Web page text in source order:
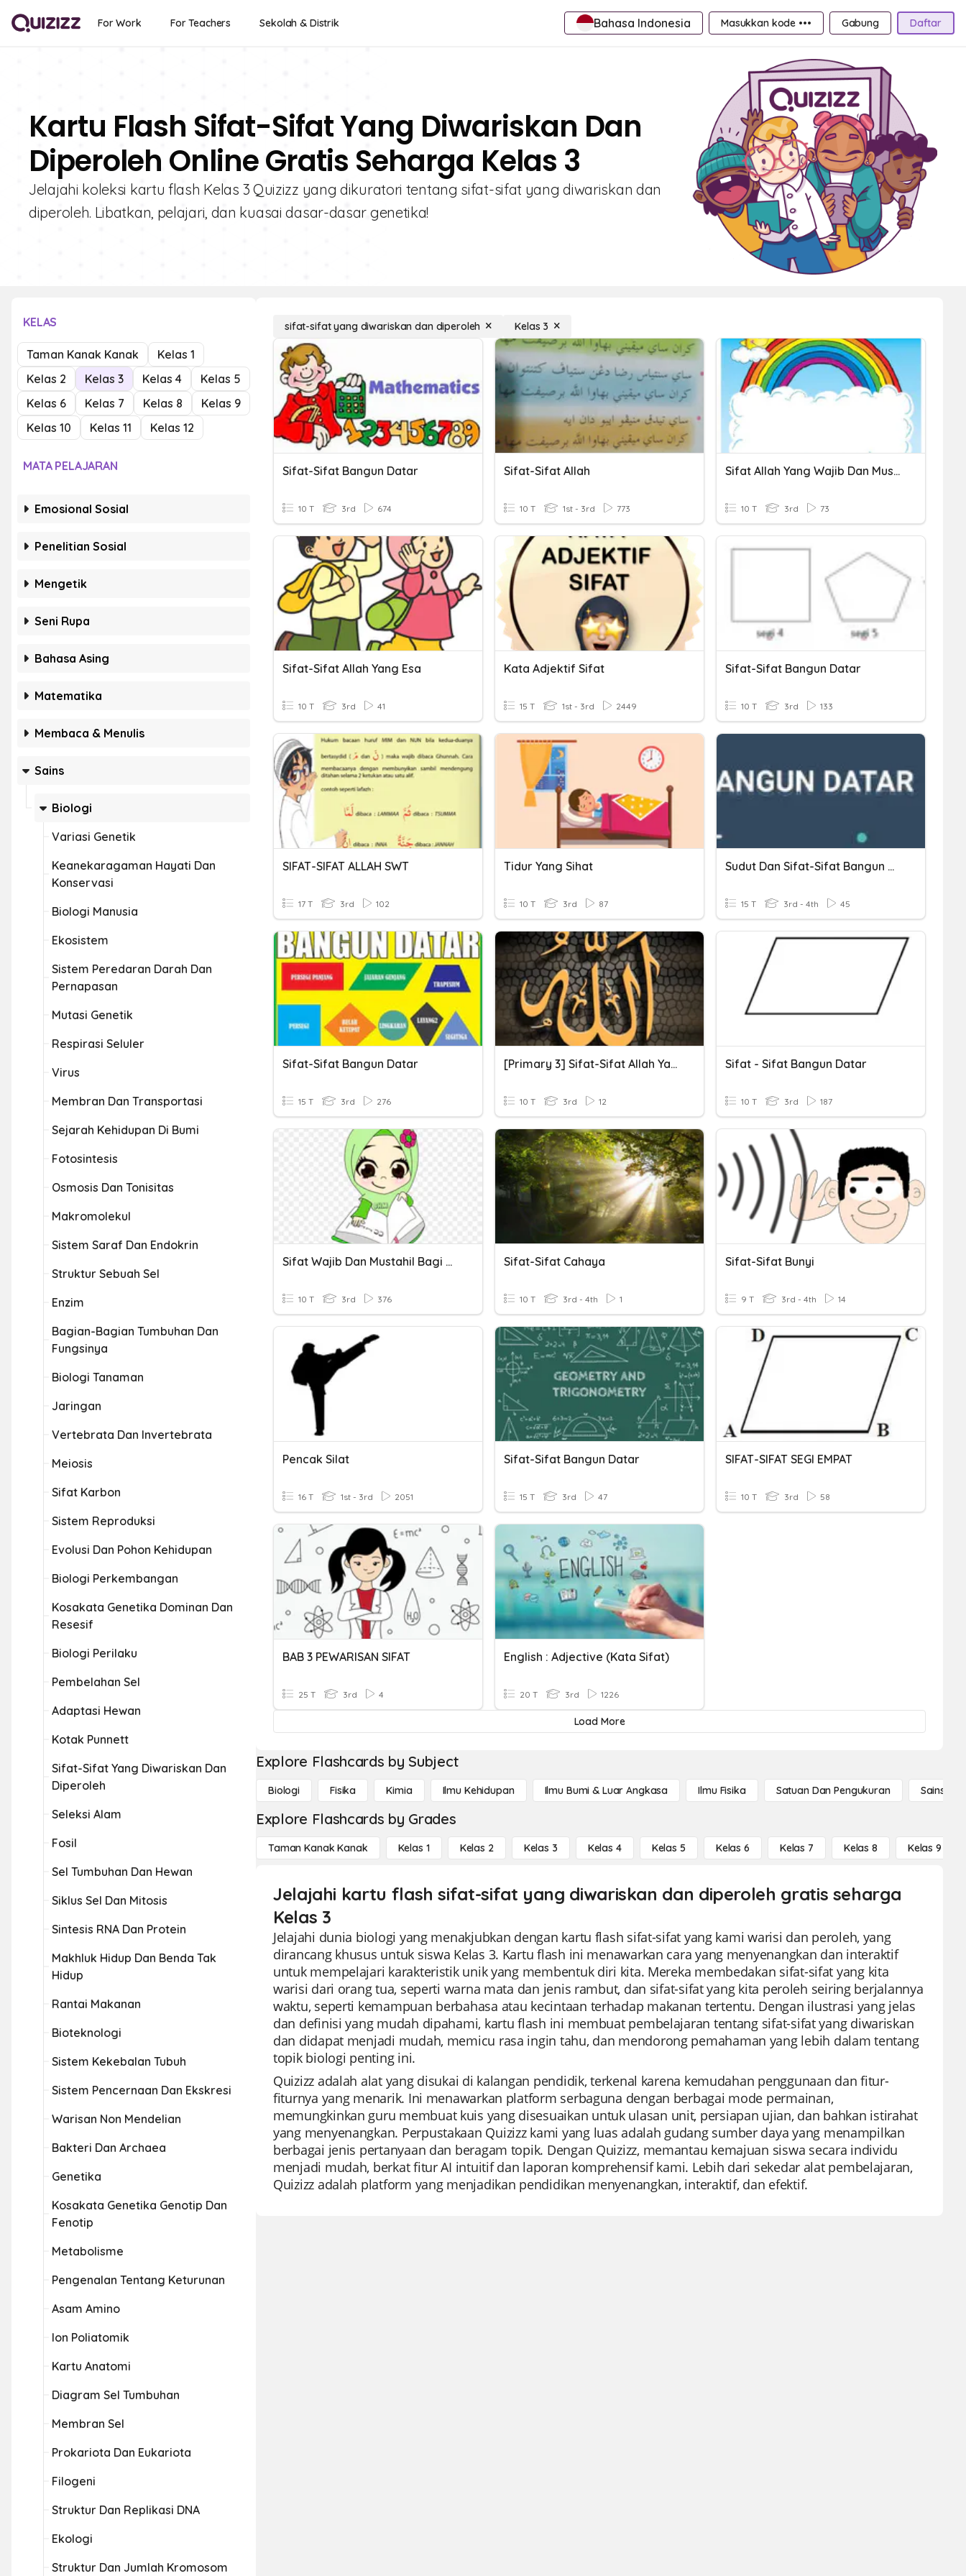
For Work For Teachers Sekolah & Distrik Bahasa Indonesia Masukkan kode ••• Gabung Daftar
Kartu Flash Sifat-Sifat Yang Diwariskan Dan
Diperoleh Online Gratis Seharga Kelas 3
Jelajahi koleksi kartu flash Kelas 3 Quizizz yang dikuratori tentang sifat-sifat yang diwariskan dan
diperoleh. Libatkan, pelajari, dan kuasai dasar-dasar genetika!
KELAS
Taman Kanak Kanak
Kelas 1
Kelas 2
Kelas 3 Kelas 4
Kelas 5
Kelas 6
Kelas 7 Kelas 8
Kelas 9
Kelas 10
Kelas 11 Kelas 12
MATA PELAJARAN
Emosional Sosial
Penelitian Sosial
Mengetik
Seni Rupa
Bahasa Asing
Matematika
Membaca & Menulis
Sains
Biologi
Variasi Genetik
Keanekaragaman Hayati Dan
Konservasi
Biologi Manusia
Ekosistem
Sistem Peredaran Darah Dan
Pernapasan
Mutasi Genetik
Respirasi Seluler
Virus
Membran Dan Transportasi
Sejarah Kehidupan Di Bumi
Fotosintesis
Osmosis Dan Tonisitas
Makromolekul
Sistem Saraf Dan Endokrin
Struktur Sebuah Sel
Enzim
Bagian-Bagian Tumbuhan Dan
Fungsinya
Biologi Tanaman
Jaringan
Vertebrata Dan Invertebrata
Meiosis
Sifat Karbon
Sistem Reproduksi
Evolusi Dan Pohon Kehidupan
Biologi Perkembangan
Kosakata Genetika Dominan Dan
Resesif
Biologi Perilaku
Pembelahan Sel
Adaptasi Hewan
Kotak Punnett
Sifat-Sifat Yang Diwariskan Dan
Diperoleh
Seleksi Alam
Fosil
Sel Tumbuhan Dan Hewan
Siklus Sel Dan Mitosis
Sintesis RNA Dan Protein
Makhluk Hidup Dan Benda Tak
Hidup
Rantai Makanan
Bioteknologi
Sistem Kekebalan Tubuh
Sistem Pencernaan Dan Ekskresi
Warisan Non Mendelian
Bakteri Dan Archaea
Genetika
Kosakata Genetika Genotip Dan
Fenotip
Metabolisme
Pengenalan Tentang Keturunan
Asam Amino
Ion Poliatomik
Kartu Anatomi
Diagram Sel Tumbuhan
Membran Sel
Prokariota Dan Eukariota
Filogeni
Struktur Dan Replikasi DNA
Ekologi
Struktur Dan Jumlah Kromosom
sifat-sifat yang diwariskan dan diperoleh Kelas 3
Sifat-Sifat Bangun Datar
10 T 3rd 674
Sifat-Sifat Allah
10 T 1st - 3rd 773
Sifat Allah Yang Wajib Dan Mustahil
10 T 3rd 73
Sifat-Sifat Allah Yang Esa
10 T 3rd 41
Kata Adjektif Sifat
15 T 1st - 3rd 2449
Sifat-Sifat Bangun Datar
10 T 3rd 133
SIFAT-SIFAT ALLAH SWT
17 T 3rd 102
Tidur Yang Sihat
10 T 3rd 87
Sudut Dan Sifat-Sifat Bangun Datar
15 T 3rd - 4th 45
Sifat-Sifat Bangun Datar
15 T 3rd 276
[Primary 3] Sifat-Sifat Allah Yang Maha Esa
10 T 3rd 12
Sifat - Sifat Bangun Datar
10 T 3rd 187
Sifat Wajib Dan Mustahil Bagi Allah
10 T 3rd 376
Sifat-Sifat Cahaya
10 T 3rd - 4th 1
Sifat-Sifat Bunyi
9 T 3rd - 4th 14
Pencak Silat
16 T 1st - 3rd 2051
Sifat-Sifat Bangun Datar
15 T 3rd 47
SIFAT-SIFAT SEGI EMPAT
10 T 3rd 58
BAB 3 PEWARISAN SIFAT
25 T 3rd 4
English : Adjective (Kata Sifat)
20 T 3rd 1226
Load More
Explore Flashcards by Subject
Biologi Fisika Kimia Ilmu Kehidupan Ilmu Bumi & Luar Angkasa Ilmu Fisika Satuan Dan Pengukuran Sains
Explore Flashcards by Grades
Taman Kanak Kanak Kelas 1 Kelas 2 Kelas 3 Kelas 4 Kelas 5 Kelas 6 Kelas 7 Kelas 8 Kelas 9
Jelajahi kartu flash sifat-sifat yang diwariskan dan diperoleh gratis seharga
Kelas 3
Jelajahi dunia biologi yang menakjubkan dengan kartu flash sifat-sifat yang kami warisi dan peroleh, yang
dirancang khusus untuk siswa Kelas 3. Kartu flash ini menawarkan cara yang menyenangkan dan interaktif
untuk mempelajari karakteristik unik yang membentuk diri kita. Mereka membedakan sifat-sifat yang kita
warisi dari orang tua, seperti warna mata dan jenis rambut, dan sifat-sifat yang kita peroleh seiring berjalannya
waktu, seperti kemampuan berbahasa atau kecintaan terhadap makanan tertentu. Dengan ilustrasi yang jelas
dan definisi yang mudah dipahami, kartu flash ini membuat pembelajaran tentang sifat-sifat yang diwariskan
dan didapat menjadi mudah, memicu rasa ingin tahu, dan mendorong pemahaman yang lebih dalam tentang
topik biologi penting ini.
Quizizz adalah alat yang disukai di kalangan pendidik, terkenal karena kemudahan penggunaan dan fitur-
fiturnya yang menarik. Ini menawarkan platform serbaguna dengan berbagai mode permainan,
memungkinkan guru membuat kuis yang disesuaikan untuk ulasan unit, persiapan ujian, dan bahkan istirahat
yang menyenangkan. Perpustakaan Quizizz kami yang luas adalah gudang sumber daya yang menampilkan
berbagai jenis pertanyaan dan beragam topik. Dengan Quizizz, memantau kemajuan siswa secara individu
menjadi mudah, berkat fitur AI intuitif dan laporan komprehensif kami. Lebih dari sekedar alat pembelajaran,
Quizizz adalah platform yang menjadikan pendidikan menyenangkan, interaktif, dan efektif.